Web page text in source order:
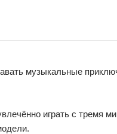
музыкальные
играть с тремя